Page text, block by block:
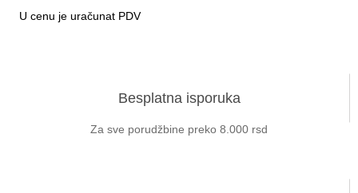
U cenu je uračunat PDV
Besplatna isporuka
Za sve porudžbine preko 8.000 rsd